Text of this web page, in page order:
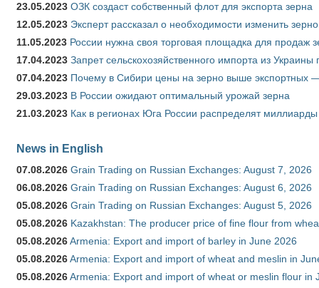
23.05.2023 ОЗК создаст собственный флот для экспорта зерна
12.05.2023 Эксперт рассказал о необходимости изменить
11.05.2023 России нужна своя торговая площадка для продаж
17.04.2023 Запрет сельскохозяйственного импорта из
07.04.2023 Почему в Сибири цены на зерно выше экспортных
29.03.2023 В России ожидают оптимальный урожай зерна
21.03.2023 Как в регионах Юга России распределят
News in English
07.08.2026 Grain Trading on Russian Exchanges: August 7, 2026
06.08.2026 Grain Trading on Russian Exchanges: August 6, 2026
05.08.2026 Grain Trading on Russian Exchanges: August 5, 2026
05.08.2026 Kazakhstan: The producer price of fine flour from
05.08.2026Armenia: Export and import of barley in June 2026
05.08.2026Armenia: Export and import of wheat and meslin in
05.08.2026Armenia: Export and import of wheat or meslin flour in